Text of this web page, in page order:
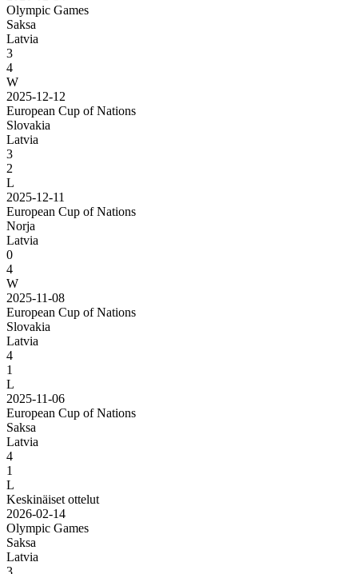
Olympic Games
Saksa
Latvia
3
4
W
2025-12-12
European Cup of Nations
Slovakia
Latvia
3
2
L
2025-12-11
European Cup of Nations
Norja
Latvia
0
4
W
2025-11-08
European Cup of Nations
Slovakia
Latvia
4
1
L
2025-11-06
European Cup of Nations
Saksa
Latvia
4
1
L
Keskinäiset ottelut
2026-02-14
Olympic Games
Saksa
Latvia
3